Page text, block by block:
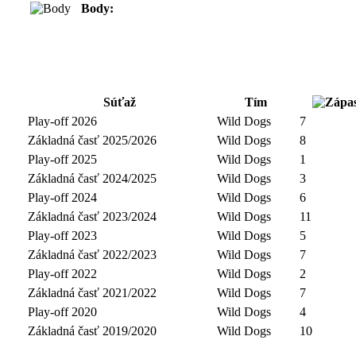
Body:
Súťaž
Tím
Play-off 2026
Wild Dogs
7
Základná časť 2025/2026
Wild Dogs
8
Play-off 2025
Wild Dogs
1
Základná časť 2024/2025
Wild Dogs
3
Play-off 2024
Wild Dogs
6
Základná časť 2023/2024
Wild Dogs
11
Play-off 2023
Wild Dogs
5
Základná časť 2022/2023
Wild Dogs
7
Play-off 2022
Wild Dogs
2
Základná časť 2021/2022
Wild Dogs
7
Play-off 2020
Wild Dogs
4
Základná časť 2019/2020
Wild Dogs
10